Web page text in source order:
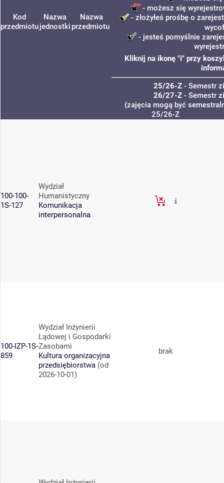
Kod
przedmiotu
Nazwa
jednostki
Nazwa
przedmiotu
- możesz się
- złożyłeś prośbę o
- jesteś pomyślnie
Kliknij na ikonę "i" przy
25/26-Z - Semestr
26/27-Z - Semestr
(zajęcia mogą być
25/26-Z
100-100-
1S-127
Wydział
Humanistyczny
Komunikacja
interpersonalna
100-IZP-1S-
859
Wydział Inżynierii
Lądowej i Gospodarki
Zasobami
Kultura organizacyjna
przedsiębiorstwa (od
2026-10-01)
brak